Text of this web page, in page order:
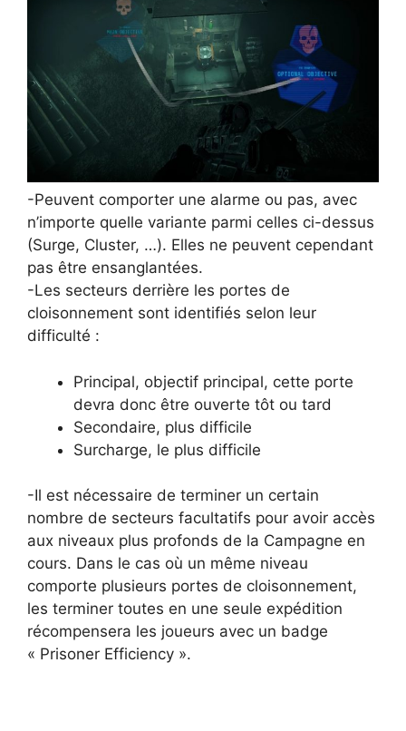
-Peuvent comporter une alarme ou pas, avec
n’importe quelle variante parmi celles ci-dessus
(Surge, Cluster, …). Elles ne peuvent cependant
pas être ensanglantées.
-Les secteurs derrière les portes de
cloisonnement sont identifiés selon leur
difficulté :
Principal, objectif principal, cette porte
devra donc être ouverte tôt ou tard
Secondaire, plus difficile
Surcharge, le plus difficile
-Il est nécessaire de terminer un certain
nombre de secteurs facultatifs pour avoir accès
aux niveaux plus profonds de la Campagne en
cours. Dans le cas où un même niveau
comporte plusieurs portes de cloisonnement,
les terminer toutes en une seule expédition
récompensera les joueurs avec un badge
« Prisoner Efficiency ».